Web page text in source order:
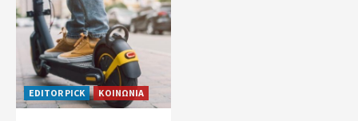
EDITOR PICK ΚΟΙΝΩΝΙΑ